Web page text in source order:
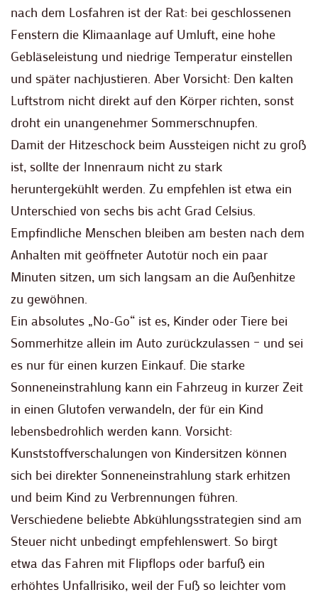
nach dem Losfahren ist der Rat: bei geschlossenen
Fenstern die Klimaanlage auf Umluft, eine hohe
Gebläseleistung und niedrige Temperatur einstellen
und später nachjustieren. Aber Vorsicht: Den kalten
Luftstrom nicht direkt auf den Körper richten, sonst
droht ein unangenehmer Sommerschnupfen.
Damit der Hitzeschock beim Aussteigen nicht zu groß
ist, sollte der Innenraum nicht zu stark
heruntergekühlt werden. Zu empfehlen ist etwa ein
Unterschied von sechs bis acht Grad Celsius.
Empfindliche Menschen bleiben am besten nach dem
Anhalten mit geöffneter Autotür noch ein paar
Minuten sitzen, um sich langsam an die Außenhitze
zu gewöhnen.
Ein absolutes „No-Go“ ist es, Kinder oder Tiere bei
Sommerhitze allein im Auto zurückzulassen – und sei
es nur für einen kurzen Einkauf. Die starke
Sonneneinstrahlung kann ein Fahrzeug in kurzer Zeit
in einen Glutofen verwandeln, der für ein Kind
lebensbedrohlich werden kann. Vorsicht:
Kunststoffverschalungen von Kindersitzen können
sich bei direkter Sonneneinstrahlung stark erhitzen
und beim Kind zu Verbrennungen führen.
Verschiedene beliebte Abkühlungsstrategien sind am
Steuer nicht unbedingt empfehlenswert. So birgt
etwa das Fahren mit Flipflops oder barfuß ein
erhöhtes Unfallrisiko, weil der Fuß so leichter vom